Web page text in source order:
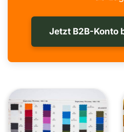
Jetzt B2B-Konto